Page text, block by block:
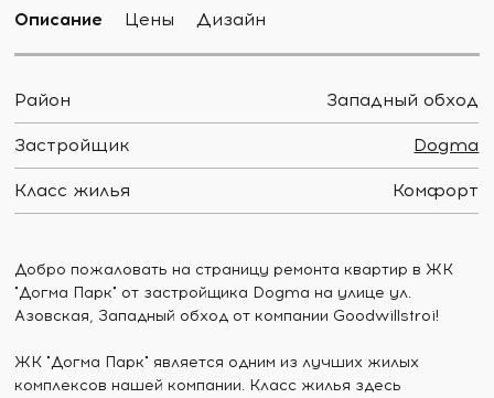
Описание Цены Дизайн
Район Западный обход
Застройщик Dogma
Класс жилья Комфорт
Добро пожаловать на страницу ремонта квартир в ЖК
"Догма Парк" от застройщика Dogma на улице ул.
Азовская, Западный обход от компании Goodwillstroi!
ЖК "Догма Парк" является одним из лучших жилых
комплексов нашей компании. Класс жилья здесь